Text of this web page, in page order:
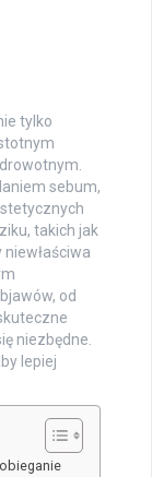
tylko
sebum,
takich jak
od
niezbędne.
lepiej